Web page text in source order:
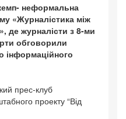
неформальна
«Журналістика між
де журналісти з 8-ми
обговорили
інформаційного
прес-клуб
проекту “Від